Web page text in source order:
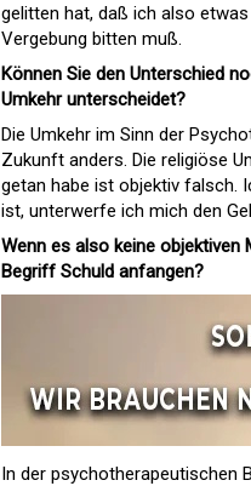
gelitten hat, daß ich also
Vergebung bitten muß.
Können Sie den Unterschied
Umkehr unterscheidet?
Die Umkehr im Sinn der
Zukunft anders. Die religiöse
getan habe ist objektiv falsch.
ist, unterwerfe ich mich den
Wenn es also keine
Begriff Schuld anfangen?
In der psychotherapeutischen